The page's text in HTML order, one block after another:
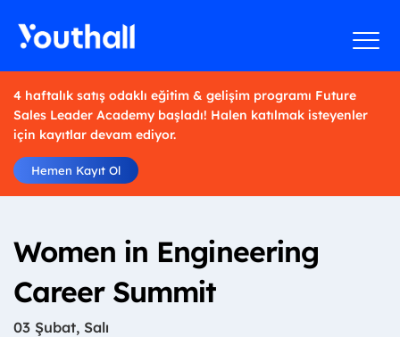
4 haftalık satış odaklı eğitim & gelişim programı Future
Sales Leader Academy başladı! Halen katılmak isteyenler
için kayıtlar devam ediyor.
Hemen Kayıt Ol
Women in Engineering
Career Summit
03 Şubat, Salı